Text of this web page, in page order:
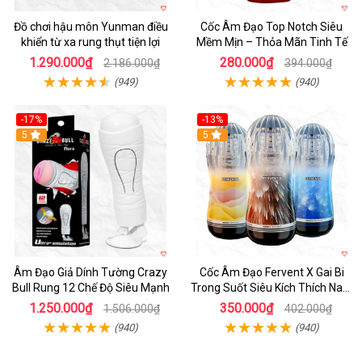
Đồ chơi hậu môn Yunman điều
khiển từ xa rung thụt tiện lợi
1.290.000₫ 2.186.000₫
(949)
Cốc Âm Đạo Top Notch Siêu
Mềm Mịn – Thỏa Mãn Tinh Tế
280.000₫ 394.000₫
(940)
-17%
5
Âm Đạo Giả Dính Tường Crazy
Bull Rung 12 Chế Độ Siêu Mạnh
1.250.000₫ 1.506.000₫
(940)
-13%
Hot
5
Cốc Âm Đạo Fervent X Gai Bi
Trong Suốt Siêu Kích Thích Nam
Giới
350.000₫ 402.000₫
(940)